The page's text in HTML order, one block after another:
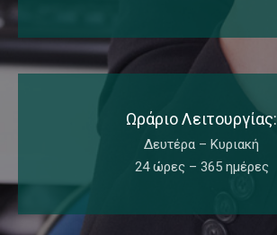
Ωράριο Λειτουργίας:
Δευτέρα – Κυριακή
24 ώρες – 365 ημέρες